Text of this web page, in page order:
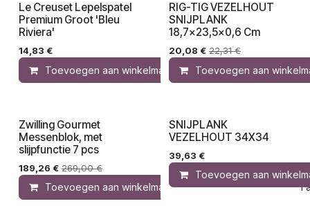
Le Creuset Lepelspatel
Premium Groot 'Bleu
Riviera'
14,83 €
Toevoegen aan winkelmandje Toevoegen
RIG-TIG VEZELHOUT
SNIJPLANK
18,7x23,5x0,6 Cm
20,08 € 22,31€
Toevoegen aan
Actie!
Zwilling Gourmet
Messenblok, met
slijpfunctie 7 pcs
189,26 € 269,00€
Toevoegen aan winkelmandje Toevoegen
SNIJPLANK
VEZELHOUT 34X34
39,63 €
Toevoegen aan